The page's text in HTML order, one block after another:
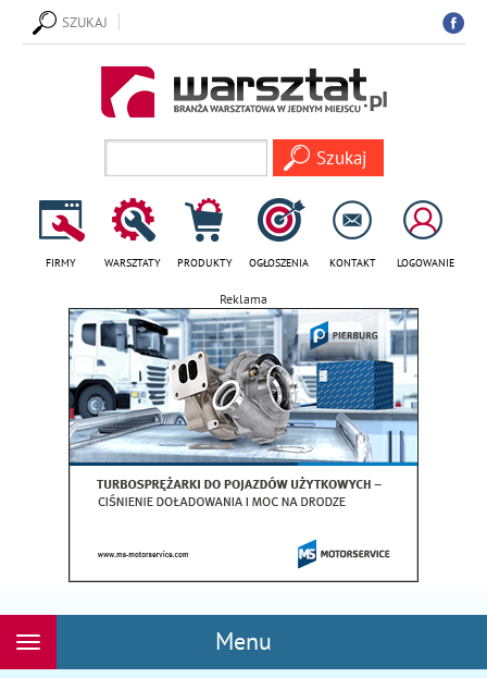
SZUKAJ
FIRMY WARSZTATY PRODUKTY OGŁOSZENIA KONTAKT LOGOWANIE
Reklama
Menu
Rozwiń